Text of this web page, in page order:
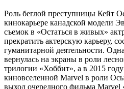
Роль беглой преступницы Кейт
кинокарьере канадской модели
съемок в «Остаться в живых»
прекратить актерскую карьеру,
гуманитарной деятельности.
вернулась на экраны в роли
трилогии «Хоббит», а в 2015
киновселенной Marvel в роли
выход очередного фильма Marvel